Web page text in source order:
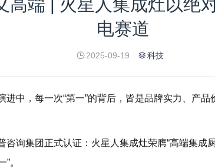
高端 | 火星人集成灶以绝
电赛道
2025-09-19 科技
，每一次“第一”的背后，皆是品牌实力、产品
集团正式认证：火星人集成灶荣膺“高端集成
。